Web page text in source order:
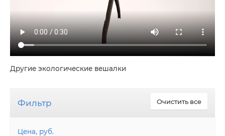
Другие экологические вешалки
Очистить все
Фильтр
Цена, руб.